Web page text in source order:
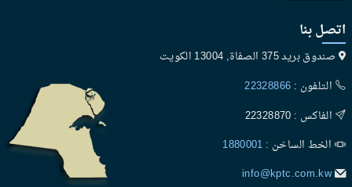
اتصل بنا
صندوق بريد 375 الصفاة, 13004 الكويت
التلفون : 22328866
الفاكس : 22328870
الخط الساخن : 1880001
info@kptc.com.kw